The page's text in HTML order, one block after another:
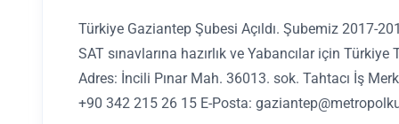
Türkiye Gaziantep Şubesi Açıldı. Şubemiz 2017-
SAT sınavlarına hazırlık ve Yabancılar için
Adres: İncili Pınar Mah. 36013. sok. Tahtacı İş
+90 342 215 26 15 E-Posta: